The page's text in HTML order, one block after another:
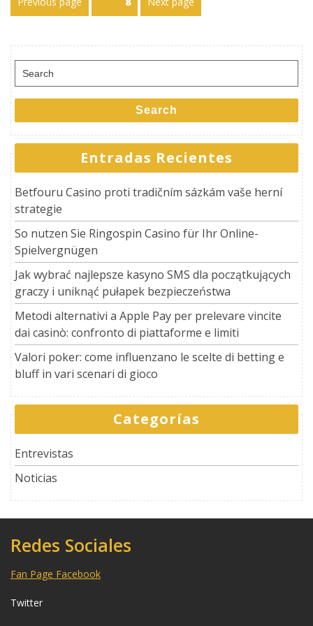
de
entradas
Search
for:
Search
Entradas Recientes
Betfouru Casino proti tradičním sázkám vaše herní
strategie
So nutzen Sie Ringospin Casino für Ihr Online-
Spielvergnügen
Jak wybrać najlepsze kasyno SMS dla początkujących
graczy i uniknąć pułapek bezpieczeństwa
Metodi alternativi a Apple Pay per prelevare vincite
dai casinò: confronto di piattaforme e limiti
Valori poker: come influenzano le scelte di betting e
bluff in vari scenari di gioco
Categorías
Entrevistas
Noticias
Redes Sociales
Fan Page Facebook
Twitter